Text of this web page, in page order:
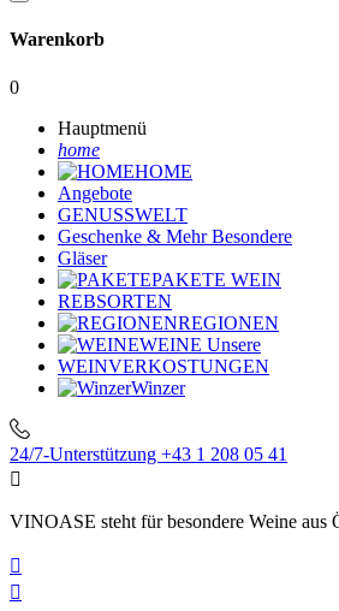
Warenkorb
0
Hauptmenü
home
HOME
Angebote
GENUSSWELT
Geschenke & MehrBesondere
Gläser
PAKETE WEIN
REBSORTEN
REGIONEN
WEINE Unsere
WEINVERKOSTUNGEN
Winzer
24/7-Unterstützung +43 1 208 05 41

VINOASE steht für besondere Weine aus

